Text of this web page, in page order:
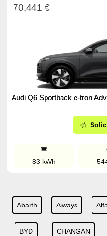
70.441 €
Audi Q6 Sportback e-tron
83 kWh
Abarth Aiways
BYD CHANGAN